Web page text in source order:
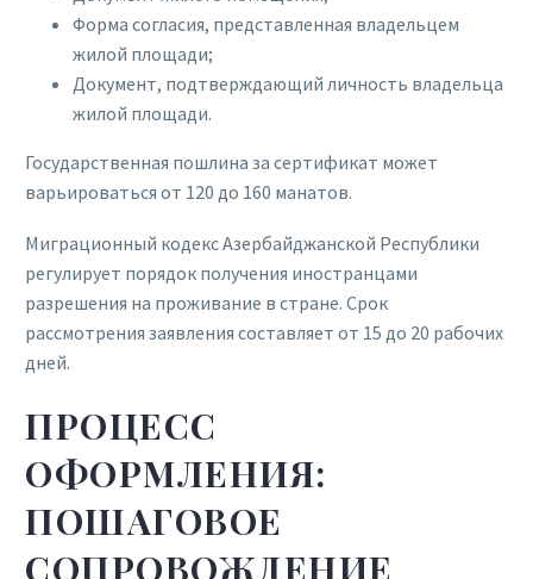
Форма согласия, представленная владельцем
жилой площади;
Документ, подтверждающий личность владельца
жилой площади.
Государственная пошлина за сертификат может
варьироваться от 120 до 160 манатов.
Миграционный кодекс Азербайджанской Республики
регулирует порядок получения иностранцами
разрешения на проживание в стране. Срок
рассмотрения заявления составляет от 15 до 20 рабочих
дней.
ПРОЦЕСС
ОФОРМЛЕНИЯ:
ПОШАГОВОЕ
СОПРОВОЖДЕНИЕ